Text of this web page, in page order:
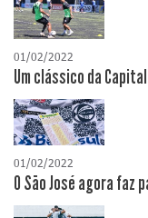
01/02/2022
Um clássico da
01/02/2022
O São José agora faz